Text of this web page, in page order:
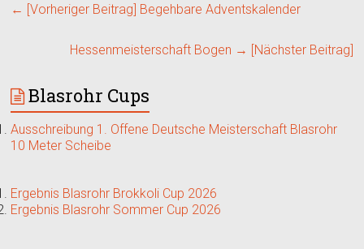
← [Vorheriger Beitrag] Begehbare Adventskalender
Hessenmeisterschaft Bogen → [Nächster Beitrag]
Blasrohr Cups
Ausschreibung 1. Offene Deutsche Meisterschaft Blasrohr
10 Meter Scheibe
Ergebnis Blasrohr Brokkoli Cup 2026
Ergebnis Blasrohr Sommer Cup 2026